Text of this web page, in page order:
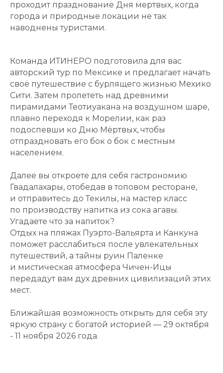
проходит празднование Дня мертвых, когда
города и природные локации не так
наводнены туристами.
Команда ИТИНЕРО подготовила для вас
авторский тур по Мексике и предлагает начать
своё путешествие с бурлящего жизнью Мехико
Сити. Затем пролететь над древними
пирамидами Теотиуакана на воздушном шаре,
плавно переходя к Морелии, как раз
подоспевши ко Дню Мёртвых, чтобы
отпраздновать его бок о бок с местным
населением.
Далее вы откроете для себя гастрономию
Гвадалахары, отобедав в топовом ресторане,
и отправитесь до Текилы, на мастер класс
по производству напитка из сока агавы.
Угадаете что за напиток?
Отдых на пляжах Пуэрто-Вальярта и Канкуна
поможет расслабиться после увлекательных
путешествий, а тайны руин Паленке
и мистическая атмосфера Чичен-Ицы
передадут вам дух древних цивилизаций этих
мест.
Ближайшая возможность открыть для себя эту
яркую страну с богатой историей — 29 октября
- 11 ноября 2026 года.